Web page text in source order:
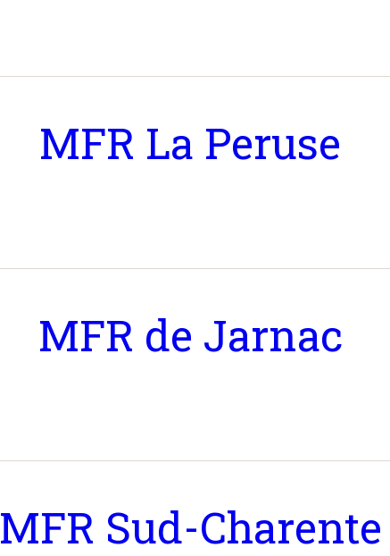
MFR La Peruse
MFR de Jarnac
MFR Sud-Charente